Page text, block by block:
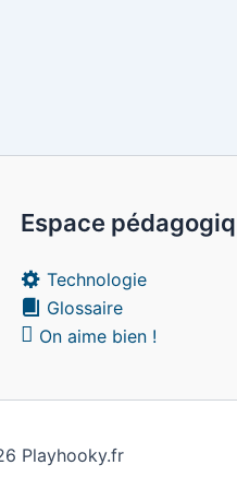
Espace
Technologie
Glossaire
On aime bien !
Playhooky.fr